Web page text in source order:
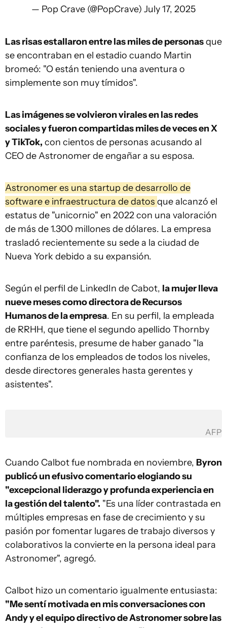
— Pop Crave (@PopCrave) July 17, 2025
Las risas estallaron entre las miles de personasque
se encontraban en el estadio cuando Martin
bromeó: "O están teniendo una aventura o
simplemente son muy tímidos".
Las imágenes se volvieron virales en las redes
sociales y fueron compartidas miles de veces en X
y TikTok, con cientos de personas acusando al
CEO de Astronomer de engañar a su esposa.
Astronomer es una startup de desarrollo de
software e infraestructura de datos que alcanzó el
estatus de "unicornio" en 2022 con una valoración
de más de 1.300 millones de dólares. La empresa
trasladó recientemente su sede a la ciudad de
Nueva York debido a su expansión.
Según el perfil de LinkedIn de Cabot, la mujer lleva
nueve meses como directora de Recursos
Humanos de la empresa. En su perfil, la empleada
de RRHH, que tiene el segundo apellido Thornby
entre paréntesis, presume de haber ganado "la
confianza de los empleados de todos los niveles,
desde directores generales hasta gerentes y
asistentes".
AFP
Cuando Calbot fue nombrada en noviembre, Byron
publicó un efusivo comentario elogiando su
"excepcional liderazgo y profunda experiencia en
la gestión del talento". "Es una líder contrastada en
múltiples empresas en fase de crecimiento y su
pasión por fomentar lugares de trabajo diversos y
colaborativos la convierte en la persona ideal para
Astronomer", agregó.
Calbot hizo un comentario igualmente entusiasta:
"Me sentí motivada en mis conversaciones con
Andy y el equipo directivo de Astronomer sobre las